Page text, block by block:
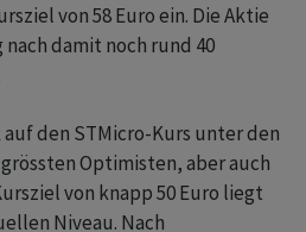
von 58 Euro ein. Die Aktie
damit noch rund 40
den STMicro-Kurs unter den
Optimisten, aber auch
von knapp 50 Euro liegt
Niveau. Nach